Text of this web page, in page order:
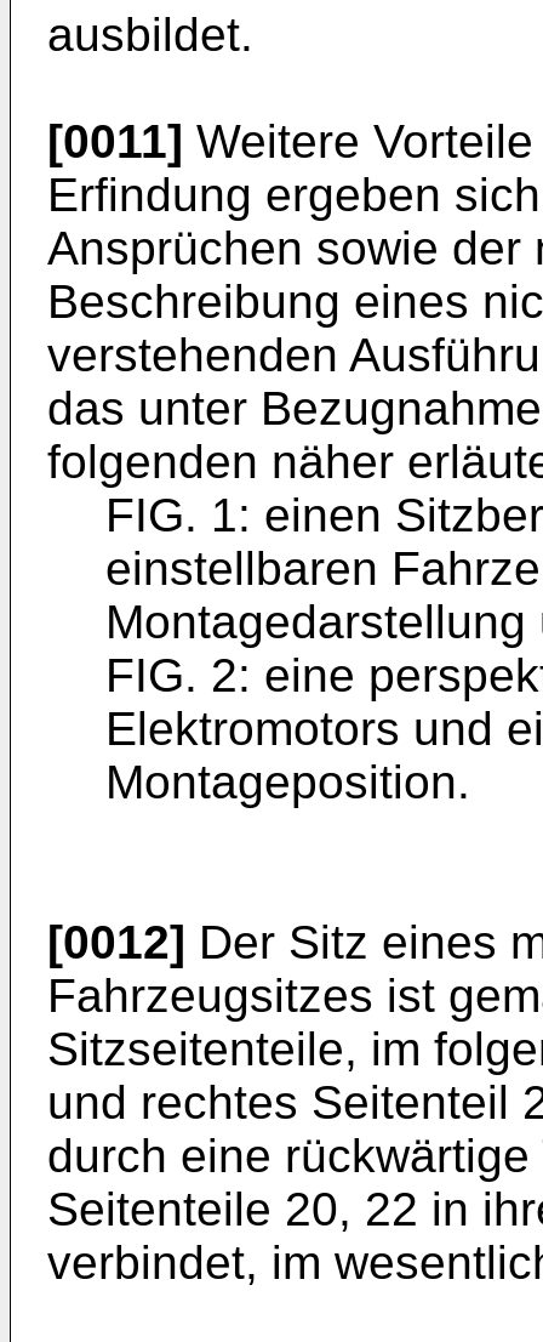
ausbildet.
[0011] Weitere
Erfindung ergeben
Ansprüchen sowie der
Beschreibung eines
verstehenden
das unter
folgenden näher
FIG. 1: einen
einstellbaren
Montagedarstellung
FIG. 2: eine
Elektromotors und
Montageposition.
[0012] Der Sitz eines
Fahrzeugsitzes ist
Sitzseitenteile, im
und rechtes Seitenteil
durch eine
Seitenteile 20, 22 in
verbindet, im